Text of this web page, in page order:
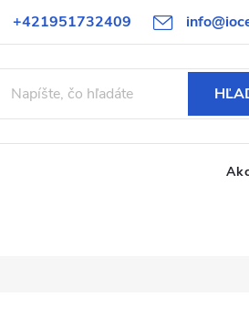
+421951732409
Obchodné podmienky Obľúbené